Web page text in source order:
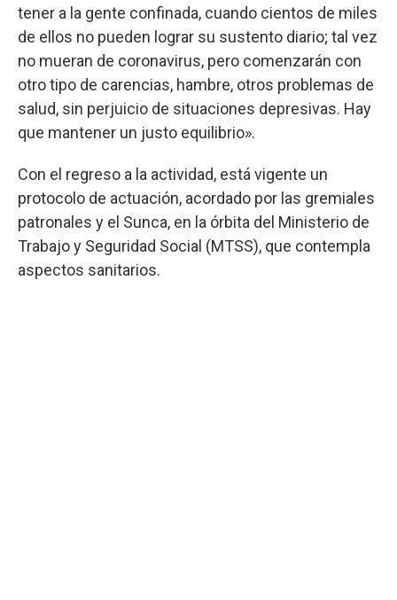
tener a la gente confinada, cuando cientos de miles
de ellos no pueden lograr su sustento diario; tal vez
no mueran de coronavirus, pero comenzarán con
otro tipo de carencias, hambre, otros problemas de
salud, sin perjuicio de situaciones depresivas. Hay
que mantener un justo equilibrio».
Con el regreso a la actividad, está vigente un
protocolo de actuación, acordado por las gremiales
patronales y el Sunca, en la órbita del Ministerio de
Trabajo y Seguridad Social (MTSS), que contempla
aspectos sanitarios.